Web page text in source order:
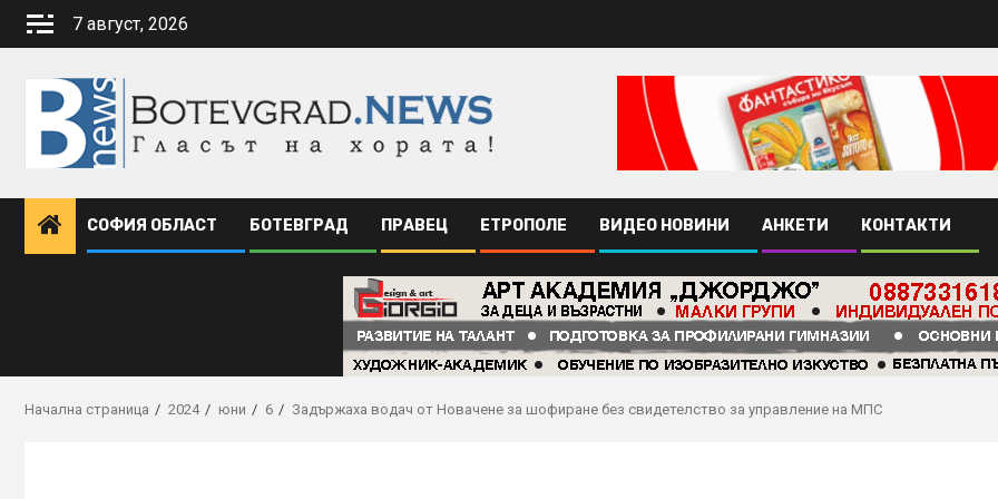
Skip
7 август, 2026
СОФИЯ ОБЛАСТ БОТЕВГРАД ПРАВЕЦ ЕТРОПОЛЕ ВИДЕО НОВИНИ АНКЕТИ КОНТАКТИ
Начална страница 2024 юни 6 Задържаха водач от Новачене за шофиране без свидетелство за управление на МПС